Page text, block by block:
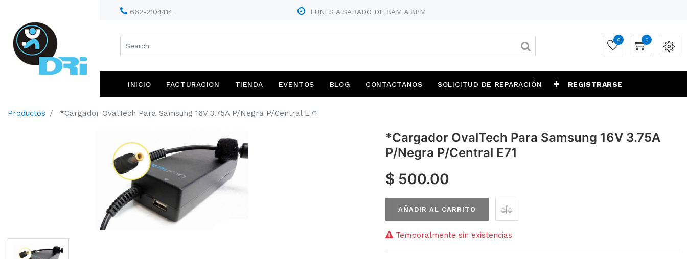
662-2104414 LUNES A SABADO DE 8AM A 8PM
0 0
INICIO FACTURACION TIENDA EVENTOS BLOG CONTACTANOS SOLICITUD DE REPARACIÓN REGISTRARSE
Productos *Cargador OvalTech Para Samsung 16V 3.75A P/Negra P/Central E71
*Cargador OvalTech Para Samsung 16V 3.75A
P/Negra P/Central E71
$ 500.00
AÑADIR AL CARRITO
Temporalmente sin existencias